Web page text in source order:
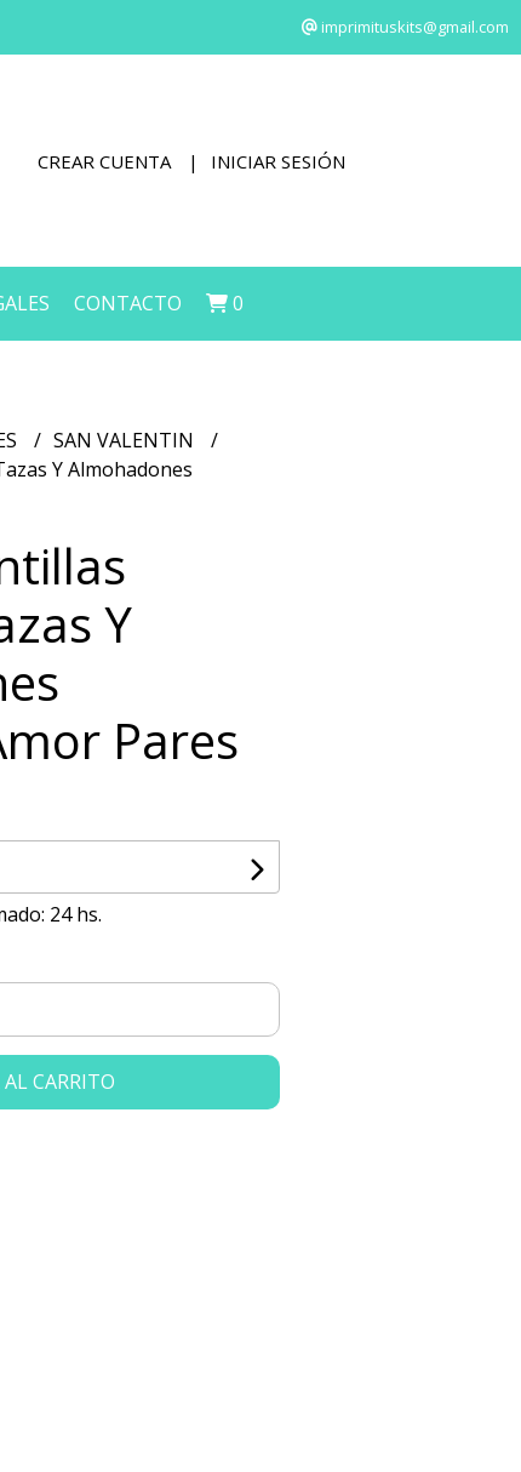
imprimituskits@gmail.com
CREAR CUENTA INICIAR SESIÓN
CONTACTO 0
SAN VALENTIN
Y Almohadones
Y
Pares
24 hs.
AL CARRITO